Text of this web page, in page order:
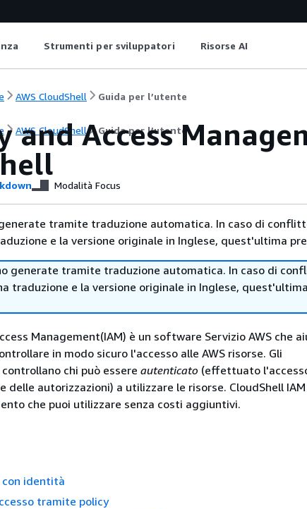
Strumenti per sviluppatori Risorse AI
AWS CloudShell Guida per l’utente
AWS CloudShell Guida per l’utente
and Access
Modalità Focus
tramite traduzione automatica. In caso di
e la versione originale in Inglese, quest'ultima
generate tramite traduzione automatica. In caso di
traduzione e la versione originale in Inglese, quest'ultima
Management(IAM) è un software Servizio AWS che
in modo sicuro l'accesso alle AWS risorse. Gli
chi può essere autenticato (effettuato
delle autorizzazioni) a utilizzare le risorse. CloudShell
che puoi utilizzare senza costi aggiuntivi.
identità
tramite policy